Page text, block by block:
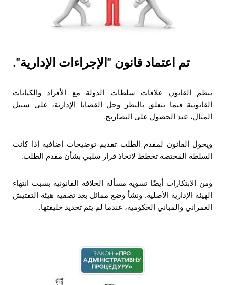
تم اعتماد قانون "الإجراءات الإدارية".
ينظم القانون علاقات سلطات الدولة مع الأفراد والكيانات
القانونية فيما يتعلق بالنظر وحل القضايا الإدارية، على سبيل
المثال، عند الحصول على التصاريح.
ويخول القانون لمقدم الطلب تقديم توضيحات إضافية إذا كانت
السلطة المختصة تخطط لاتخاذ قرار سلبي بشأن مقدم الطلب.
ومن الابتكارات أيضًا تسوية مسألة الخلافة القانونية بسبب انتهاء
الهيئة الإدارية الأصلية. ونشأ وضع مماثل بعد تصفية هيئة التفتيش
العمراني والمباني الحكومية، عندما لم يتم تحديد خليفتها.